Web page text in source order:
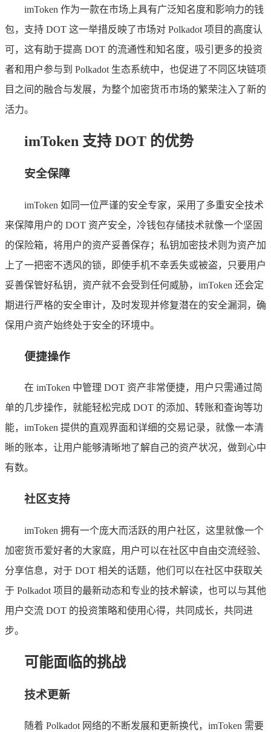
imToken 作为一款在市场上具有广泛知名度和影响力的钱
包，支持 DOT 这一举措反映了市场对 Polkadot 项目的高度认
可，这有助于提高 DOT 的流通性和知名度，吸引更多的投资
者和用户参与到 Polkadot 生态系统中，也促进了不同区块链项
目之间的融合与发展，为整个加密货币市场的繁荣注入了新的
活力。
imToken 支持 DOT 的优势
安全保障
imToken 如同一位严谨的安全专家，采用了多重安全技术
来保障用户的 DOT 资产安全，冷钱包存储技术就像一个坚固
的保险箱，将用户的资产妥善保存；私钥加密技术则为资产加
上了一把密不透风的锁，即使手机不幸丢失或被盗，只要用户
妥善保管好私钥，资产就不会受到任何威胁，imToken 还会定
期进行严格的安全审计，及时发现并修复潜在的安全漏洞，确
保用户资产始终处于安全的环境中。
便捷操作
在 imToken 中管理 DOT 资产非常便捷，用户只需通过简
单的几步操作，就能轻松完成 DOT 的添加、转账和查询等功
能，imToken 提供的直观界面和详细的交易记录，就像一本清
晰的账本，让用户能够清晰地了解自己的资产状况，做到心中
有数。
社区支持
imToken 拥有一个庞大而活跃的用户社区，这里就像一个
加密货币爱好者的大家庭，用户可以在社区中自由交流经验、
分享信息，对于 DOT 相关的话题，他们可以在社区中获取关
于 Polkadot 项目的最新动态和专业的技术解读，也可以与其他
用户交流 DOT 的投资策略和使用心得，共同成长，共同进
步。
可能面临的挑战
技术更新
随着 Polkadot 网络的不断发展和更新换代，imToken 需要